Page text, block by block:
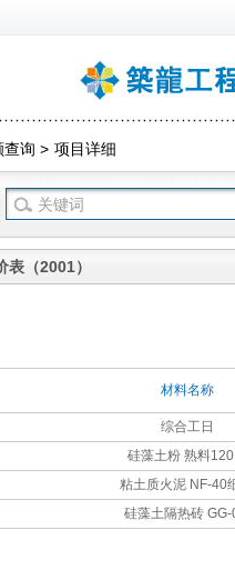
查询 > 项目详细
（2001）
材料名称
综合工日
硅藻土粉 熟料
粘土质火泥 NF-40
硅藻土隔热砖 GG-